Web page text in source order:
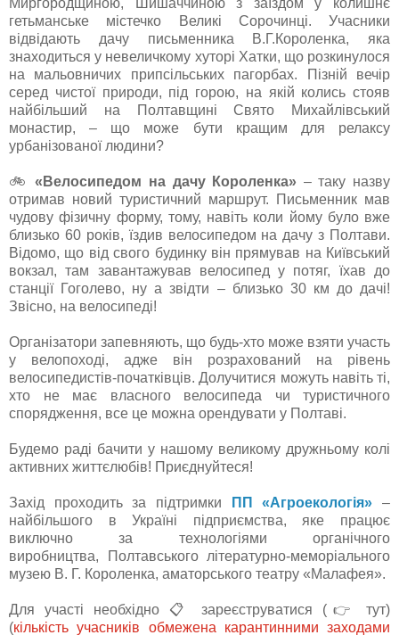
Миргородщиною, Шишаччиною з заїздом у колишнє
гетьманське містечко Великі Сорочинці. Учасники
відвідають дачу письменника В.Г.Короленка, яка
знаходиться у невеличкому хуторі Хатки, що розкинулося
на мальовничих припсільських пагорбах. Пізній вечір
серед чистої природи, під горою, на якій колись стояв
найбільший на Полтавщині Свято Михайлівський
монастир, – що може бути кращим для релаксу
урбанізованої людини?
🚲«Велосипедом на дачу Короленка» – таку назву
отримав новий туристичний маршрут. Письменник мав
чудову фізичну форму, тому, навіть коли йому було вже
близько 60 років, їздив велосипедом на дачу з Полтави.
Відомо, що від свого будинку він прямував на Київський
вокзал, там завантажував велосипед у потяг, їхав до
станції Гоголево, ну а звідти – близько 30 км до дачі!
Звісно, на велосипеді!
Організатори запевняють, що будь-хто може взяти участь
у велопоході, адже він розрахований на рівень
велосипедистів-початківців. Долучитися можуть навіть ті,
хто не має власного велосипеда чи туристичного
спорядження, все це можна орендувати у Полтаві.
Будемо раді бачити у нашому великому дружньому колі
активних життєлюбів! Приєднуйтеся!
Захід проходить за підтримки ПП «Агроекологія» –
найбільшого в Україні підприємства, яке працює
виключно за технологіями органічного
виробництва, Полтавського літературно-меморіального
музею В. Г. Короленка, аматорського театру «Малафея».
Для участі необхідно 📋 зареєструватися (👉 тут)
(кількість учасників обмежена карантинними заходами